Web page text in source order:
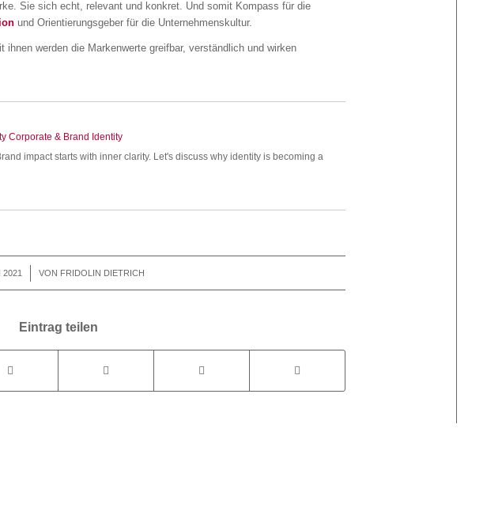
Sie sich echt, relevant und konkret. Und somit Kompass für die
und Orientierungsgeber für die Unternehmenskultur.
werden die Markenwerte greifbar, verständlich und wirken
Corporate & Brand Identity
impact starts with inner clarity. Let's discuss why identity is becoming a
2021 VON FRIDOLIN DIETRICH
Eintrag teilen